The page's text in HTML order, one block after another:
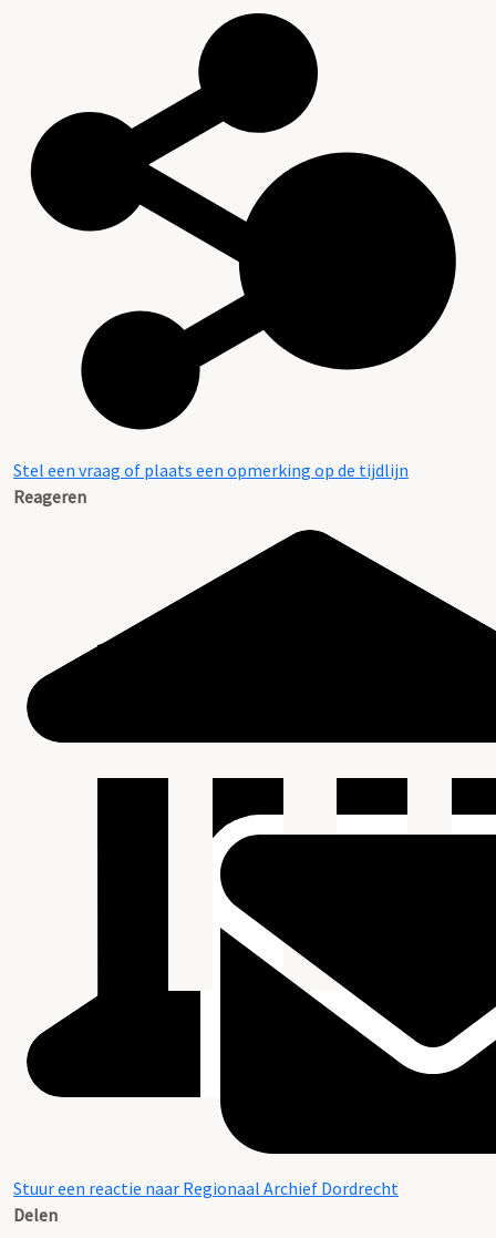
Stel een vraag of plaats een opmerking op de tijdlijn
Reageren
Stuur een reactie naar Regionaal Archief Dordrecht
Delen